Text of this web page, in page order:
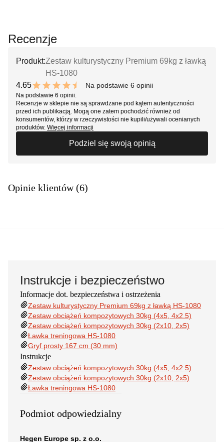
Recenzje
Produkt:Zestaw kulturystyczny Premium 69kg z ławką
HS-1080
4.65
9.3 out of 10 stars
Na podstawie 6 opinii
Na podstawie 6 opinii.
Recenzje w sklepie nie są sprawdzane pod kątem autentyczności
przed ich publikacją. Mogą one zatem pochodzić również od
konsumentów, którzy w rzeczywistości nie kupili/używali ocenianych
produktów. Więcej informacji
Podziel się swoją opinią
Opinie klientów (6)
Instrukcje i bezpieczeństwo
Informacje dot. bezpieczeństwa i ostrzeżenia
Zestaw kulturystyczny Premium 69kg z ławką HS-1080
Zestaw obciążeń kompozytowych 30kg (4x5, 4x2.5)
Zestaw obciążeń kompozytowych 30kg (2x10, 2x5)
Ławka treningowa HS-1080
Gryf prosty 167 cm (30 mm)
Instrukcje
Zestaw obciążeń kompozytowych 30kg (4x5, 4x2.5)
Zestaw obciążeń kompozytowych 30kg (2x10, 2x5)
Ławka treningowa HS-1080
Podmiot odpowiedzialny
Hegen Europe sp. z o.o.